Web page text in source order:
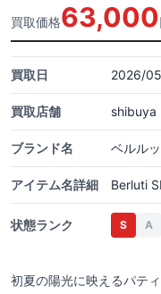
買取価格63,000
買取日 2026/
買取店舗 shibuya
ブランド名 ベルル
アイテム名詳細 Berluti
状態ランク S A
初夏の陽光に映えるパテ